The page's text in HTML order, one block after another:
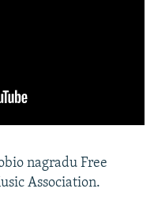
nagradu Free
Association.